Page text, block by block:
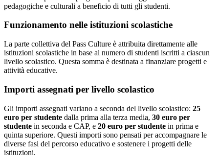
pedagogiche e culturali a beneficio di tutti gli studenti.
Funzionamento nelle istituzioni scolastiche
La parte collettiva del Pass Culture è attribuita direttamente alle
istituzioni scolastiche in base al numero di studenti iscritti a ciascun
livello scolastico. Questa somma è destinata a finanziare progetti e
attività educative.
Importi assegnati per livello scolastico
Gli importi assegnati variano a seconda del livello scolastico: 25
euro per studente dalla prima alla terza media, 30 euro per
studente in seconda e CAP, e 20 euro per studente in prima e
quinta superiore. Questi importi sono pensati per accompagnare le
diverse fasi del percorso educativo e sostenere i progetti delle
istituzioni.